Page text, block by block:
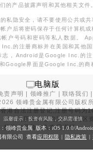
的产品披露声明和其他相关文件
私隐安全，请不要使用公共或
户后将密码保存于任何计算机
帐户号码和密码等私人数据。
的注册商标并在美国和其他
，Android是Google Inc.的
Google界面是Google Inc.的商
电脑版
责声明 领峰推广 |联络我们
领峰贵金属有限公司版权
香港合法注册登记,注册号码为
本站内所有内容均为香港地区
投资有风险，入市需谨慎。
温馨提示：投资有风险，交易需谨慎
领峰贵金属 版本：iOS 1.0.0/
有限公司 查看应用权限 | 隐私政策 |